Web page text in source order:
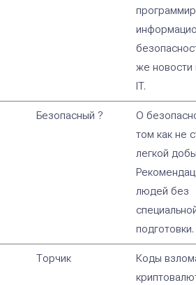
же новости
IT.
Безопасный ?
О
том как не
легкой
людей без
подготовки.
Торчик
Коды